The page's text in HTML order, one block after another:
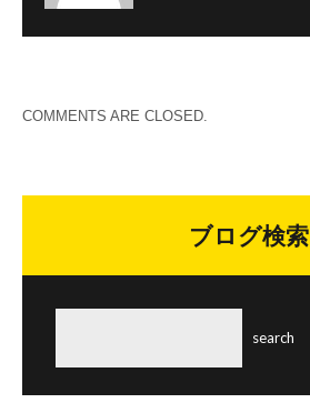
COMMENTS ARE CLOSED.
ブログ検索